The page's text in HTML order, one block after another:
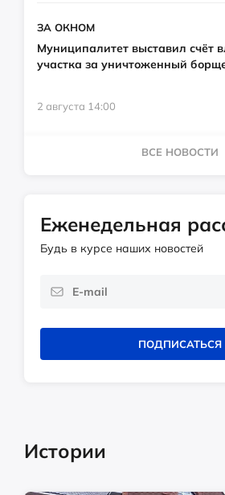
ЗА ОКНОМ
Муниципалитет выставил счёт
участка за уничтоженный
2 августа 14:00
ВСЕ НОВОСТИ
Еженедельная
Будь в курсе наших новостей
ПОДПИСАТЬСЯ
Истории